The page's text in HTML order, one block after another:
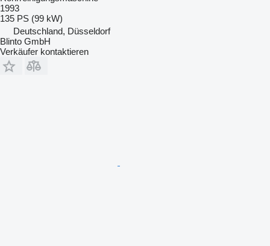
1993
135 PS (99 kW)
Deutschland, Düsseldorf
Blinto GmbH
Verkäufer kontaktieren